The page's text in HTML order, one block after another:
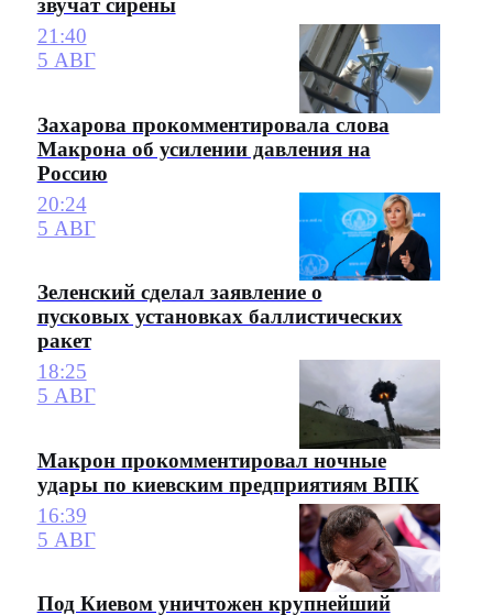
звучат сирены
21:40
5 АВГ
Захарова прокомментировала слова
Макрона об усилении давления на
Россию
20:24
5 АВГ
Зеленский сделал заявление о
пусковых установках баллистических
ракет
18:25
5 АВГ
Макрон прокомментировал ночные
удары по киевским предприятиям ВПК
16:39
5 АВГ
Под Киевом уничтожен крупнейший